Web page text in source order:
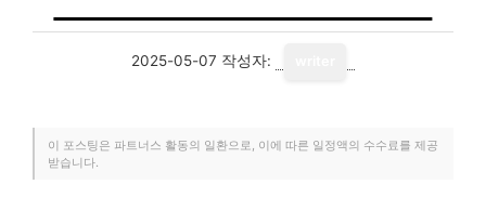
2025-05-07 작성자:
이 포스팅은 파트너스 활동의 일환으로, 이에 따른 일정액의 수수료를 제공
받습니다.